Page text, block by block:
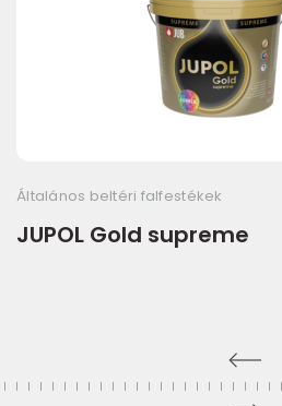
Általános beltéri falfestékek
JUPOL Gold supreme